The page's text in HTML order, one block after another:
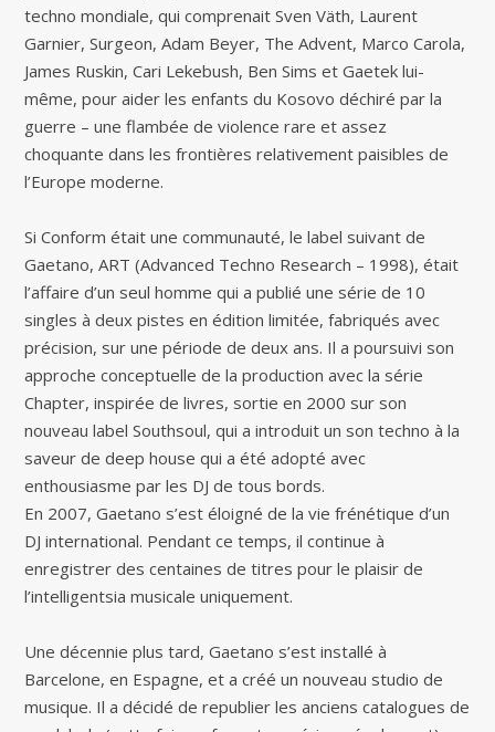
techno mondiale, qui comprenait Sven Väth, Laurent
Garnier, Surgeon, Adam Beyer, The Advent, Marco Carola,
James Ruskin, Cari Lekebush, Ben Sims et Gaetek lui-
même, pour aider les enfants du Kosovo déchiré par la
guerre – une flambée de violence rare et assez
choquante dans les frontières relativement paisibles de
l’Europe moderne.
Si Conform était une communauté, le label suivant de
Gaetano, ART (Advanced Techno Research – 1998), était
l’affaire d’un seul homme qui a publié une série de 10
singles à deux pistes en édition limitée, fabriqués avec
précision, sur une période de deux ans. Il a poursuivi son
approche conceptuelle de la production avec la série
Chapter, inspirée de livres, sortie en 2000 sur son
nouveau label Southsoul, qui a introduit un son techno à la
saveur de deep house qui a été adopté avec
enthousiasme par les DJ de tous bords.
En 2007, Gaetano s’est éloigné de la vie frénétique d’un
DJ international. Pendant ce temps, il continue à
enregistrer des centaines de titres pour le plaisir de
l’intelligentsia musicale uniquement.
Une décennie plus tard, Gaetano s’est installé à
Barcelone, en Espagne, et a créé un nouveau studio de
musique. Il a décidé de republier les anciens catalogues de